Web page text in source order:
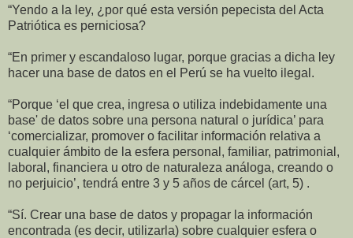
“Yendo a la ley, ¿por qué esta versión pepecista del Acta
Patriótica es perniciosa?
“En primer y escandaloso lugar, porque gracias a dicha ley
hacer una base de datos en el Perú se ha vuelto ilegal.
“Porque ‘el que crea, ingresa o utiliza indebidamente una
base' de datos sobre una persona natural o jurídica’ para
‘comercializar, promover o facilitar información relativa a
cualquier ámbito de la esfera personal, familiar, patrimonial,
laboral, financiera u otro de naturaleza análoga, creando o
no perjuicio’, tendrá entre 3 y 5 años de cárcel (art, 5) .
“Sí. Crear una base de datos y propagar la información
encontrada (es decir, utilizarla) sobre cualquier esfera o